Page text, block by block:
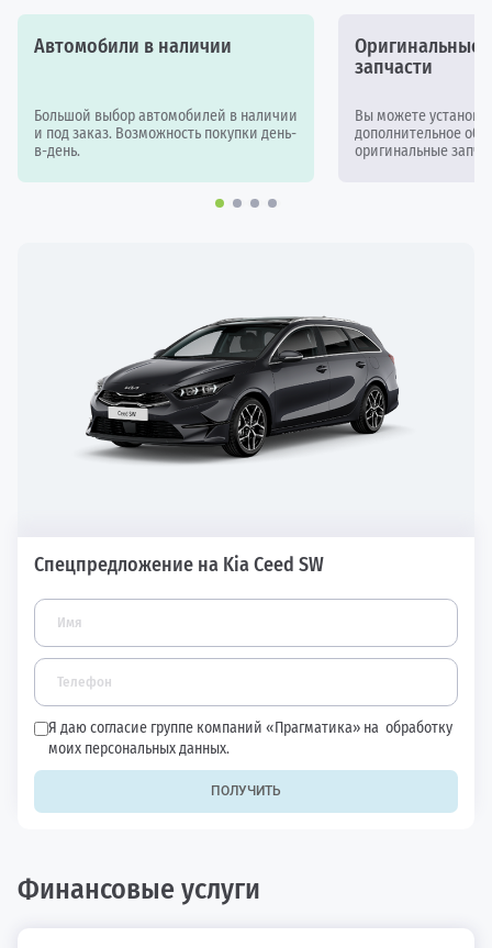
Автомобили в наличии
Большой выбор автомобилей в наличии
и под заказ. Возможность покупки день-
в-день.
Оригинальные
запчасти
Вы можете
дополнительное
оригинальные
Спецпредложение на Kia Ceed SW
Я даю согласие группе компаний «Прагматика» на обработку
моих персональных данных.
ПОЛУЧИТЬ
Финансовые услуги